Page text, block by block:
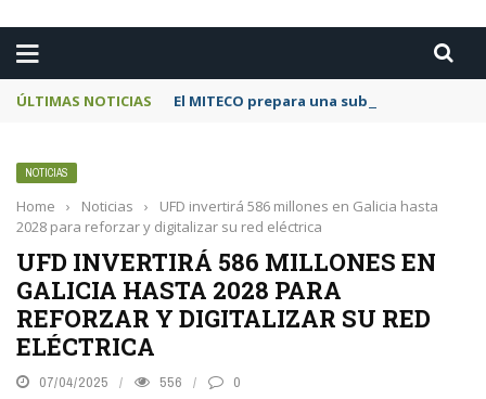
ÚLTIMAS NOTICIAS El MITECO prepara una subasta de 600
NOTICIAS
Home › Noticias ›
UFD invertirá 586 millones en Galicia hasta
2028 para reforzar y digitalizar su red eléctrica
UFD INVERTIRÁ 586 MILLONES EN
GALICIA HASTA 2028 PARA
REFORZAR Y DIGITALIZAR SU RED
ELÉCTRICA
07/04/2025 556 0